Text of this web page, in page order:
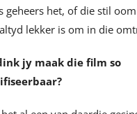
geheers het, of die stil
lekker is om in die
jy maak die film so